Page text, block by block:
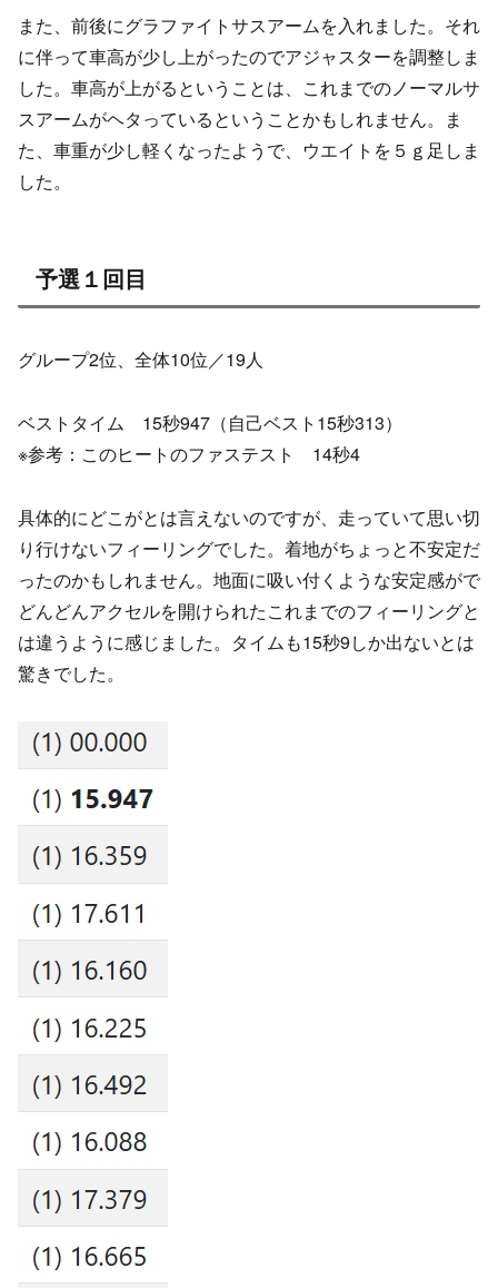
また、前後にグラファイトサスアームを入れました。それ
に伴って車高が少し上がったのでアジャスターを調整しま
した。車高が上がるということは、これまでのノーマルサ
スアームがヘタっているということかもしれません。ま
た、車重が少し軽くなったようで、ウエイトを５ｇ足しま
した。
予選１回目
グループ2位、全体10位／19人
ベストタイム 15秒947（自己ベスト15秒313）
※参考：このヒートのファステスト 14秒4
具体的にどこがとは言えないのですが、走っていて思い切
り行けないフィーリングでした。着地がちょっと不安定だ
ったのかもしれません。地面に吸い付くような安定感がで
どんどんアクセルを開けられたこれまでのフィーリングと
は違うように感じました。タイムも15秒9しか出ないとは
驚きでした。